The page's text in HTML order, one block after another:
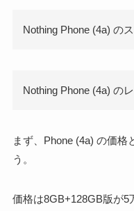
Nothing Phone (4a) の
Nothing Phone (4a) の
まず、Phone (4a) の価格
う。
価格は8GB+128GB版が5